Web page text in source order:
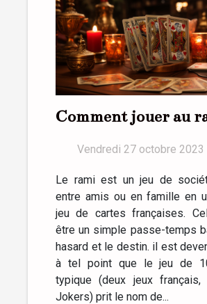
Comment jouer au
Vendredi 27 octobre 2023
Le rami est un jeu de
entre amis ou en famille en
jeu de cartes françaises.
être un simple passe-temps
hasard et le destin. il est
à tel point que le jeu de
typique (deux jeux
Jokers) prit le nom de...